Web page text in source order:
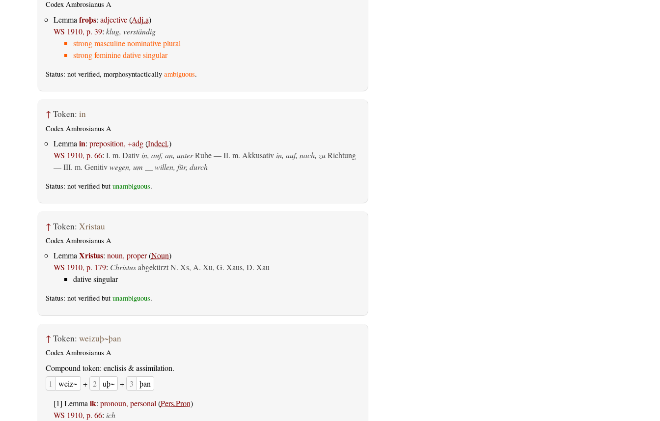
Codex Ambrosianus A
Lemma froþs: adjective(Adj.a)
WS 1910, p. 39: klug, verständig
strong masculine nominative plural
strong feminine dative singular
Status: not verified, morphosyntactically ambiguous.
↑ Token: in
Codex Ambrosianus A
Lemma in: preposition, +adg(Indecl.)
WS 1910, p. 66: I. m. Dativ in, auf, an, unterRuhe — II. m. Akkusativ in, auf, nach, zuRichtung
— III. m. Genitiv wegen, um __ willen, für, durch
Status: not verified but unambiguous.
↑ Token: Xristau
Codex Ambrosianus A
LemmaXristus: noun, proper(Noun)
WS 1910, p. 179: Christusabgekürzt N. Xs, A. Xu, G. Xaus, D. Xau
dative singular
Status: not verified but unambiguous.
↑ Token: weizuþ~þan
Codex Ambrosianus A
Compound token: enclisis & assimilation.
1
weiz~ + 2 uþ~ + 3
þan
[1] Lemmaik: pronoun, personal(Pers.Pron)
WS 1910, p. 66: ich